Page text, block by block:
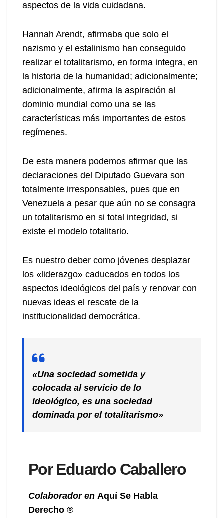
aspectos de la vida cuidadana.
Hannah Arendt, afirmaba que solo el
nazismo y el estalinismo han conseguido
realizar el totalitarismo, en forma integra, en
la historia de la humanidad; adicionalmente;
adicionalmente, afirma la aspiración al
dominio mundial como una se las
características más importantes de estos
regímenes.
De esta manera podemos afirmar que las
declaraciones del Diputado Guevara son
totalmente irresponsables, pues que en
Venezuela a pesar que aún no se consagra
un totalitarismo en si total integridad, si
existe el modelo totalitario.
Es nuestro deber como jóvenes desplazar
los «liderazgo» caducados en todos los
aspectos ideológicos del país y renovar con
nuevas ideas el rescate de la
institucionalidad democrática.
«Una sociedad sometida y
colocada al servicio de lo
ideológico, es una sociedad
dominada por el totalitarismo»
Por Eduardo Caballero
Colaborador en Aquí Se Habla
Derecho ®